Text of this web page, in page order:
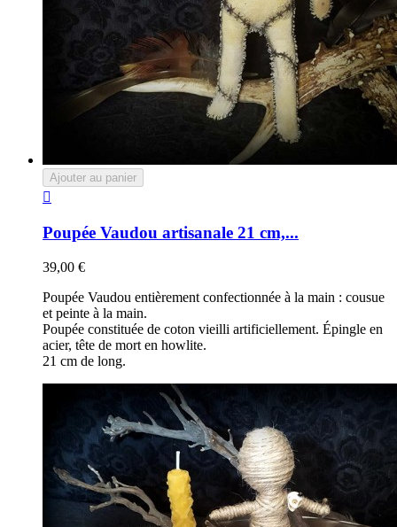
Ajouter au panier

Poupée Vaudou artisanale 21 cm,...
39,00 €
Poupée Vaudou entièrement confectionnée à la main : cousue
et peinte à la main.
Poupée constituée de coton vieilli artificiellement. Épingle en
acier, tête de mort en howlite.
21 cm de long.